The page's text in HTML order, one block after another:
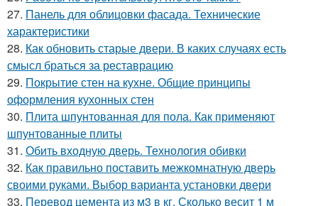
27. Панель для облицовки фасада. Технические
характеристики
28. Как обновить старые двери. В каких случаях есть
смысл браться за реставрацию
29. Покрытие стен на кухне. Общие принципы
оформления кухонных стен
30. Плита шпунтованная для пола. Как применяют
шпунтованные плиты
31. Обить входную дверь. Технология обивки
32. Как правильно поставить межкомнатную дверь
своими руками. Выбор варианта установки двери
33. Перевод цемента из м3 в кг. Сколько весит 1 м